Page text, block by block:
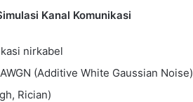
Kanal Komunikasi
nirkabel
(Additive White Gaussian Noise)
Rician)